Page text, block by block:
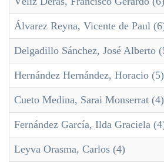
Álvarez Reyna, Vicente de Paul
Delgadillo Sánchez, José Alberto
Hernández Hernández, Horacio (5)
Cueto Medina, Sarai Monserrat (4)
Fernández García, Ilda Graciela
Leyva Orasma, Carlos (4)